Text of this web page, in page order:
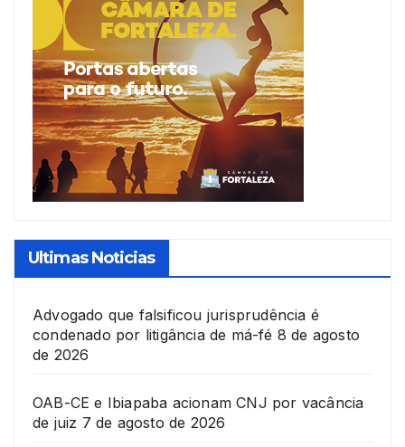
Ultimas Noticias
Advogado que falsificou jurisprudência é
condenado por litigância de má-fé 8 de agosto
de 2026
OAB-CE e Ibiapaba acionam CNJ por vacância
de juiz 7 de agosto de 2026